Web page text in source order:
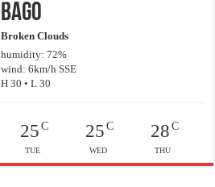
Bago
Broken Clouds
humidity: 72%
wind: 6km/h SSE
H 30 • L 30
25 C
TUE
25C
WED
28C
THU